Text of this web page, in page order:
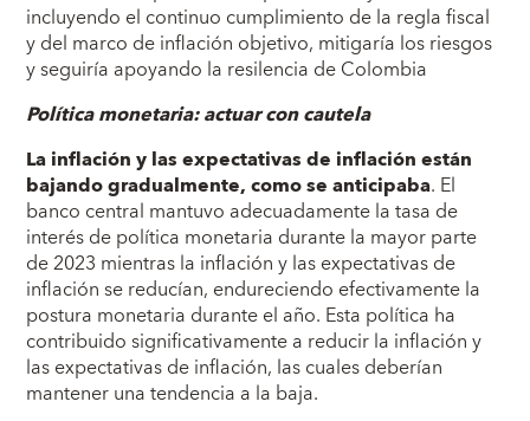
incluyendo el continuo cumplimiento de la regla fiscal
y del marco de inflación objetivo, mitigaría los riesgos
y seguiría apoyando la resilencia de Colombia
Política monetaria: actuar con cautela
La inflación y las expectativas de inflación están
bajando gradualmente, como se anticipaba. El
banco central mantuvo adecuadamente la tasa de
interés de política monetaria durante la mayor parte
de 2023 mientras la inflación y las expectativas de
inflación se reducían, endureciendo efectivamente la
postura monetaria durante el año. Esta política ha
contribuido significativamente a reducir la inflación y
las expectativas de inflación, las cuales deberían
mantener una tendencia a la baja.